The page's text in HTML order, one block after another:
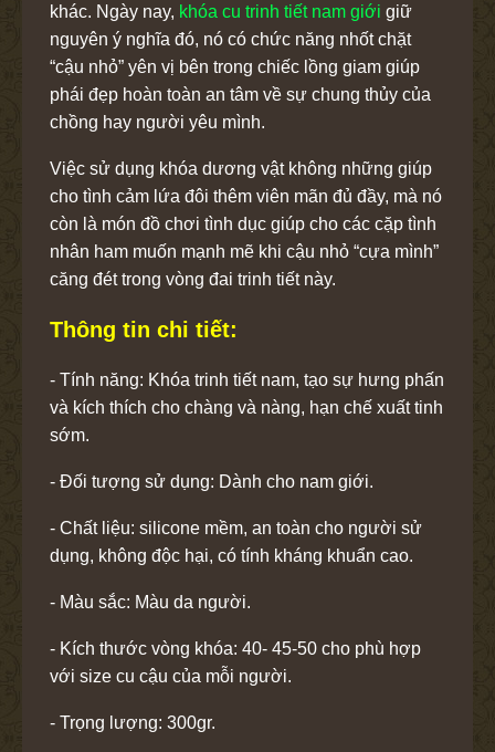
khác. Ngày nay, khóa cu trinh tiết nam giới giữ
nguyên ý nghĩa đó, nó có chức năng nhốt chặt
“cậu nhỏ” yên vị bên trong chiếc lồng giam giúp
phái đẹp hoàn toàn an tâm về sự chung thủy của
chồng hay người yêu mình.
Việc sử dụng khóa dương vật không những giúp
cho tình cảm lứa đôi thêm viên mãn đủ đầy, mà nó
còn là món đồ chơi tình dục giúp cho các cặp tình
nhân ham muốn mạnh mẽ khi cậu nhỏ “cựa mình”
căng đét trong vòng đai trinh tiết này.
Thông tin chi tiết:
- Tính năng: Khóa trinh tiết nam, tạo sự hưng phấn
và kích thích cho chàng và nàng, hạn chế xuất tinh
sớm.
- Đối tượng sử dụng: Dành cho nam giới.
- Chất liệu: silicone mềm, an toàn cho người sử
dụng, không độc hại, có tính kháng khuẩn cao.
- Màu sắc: Màu da người.
- Kích thước vòng khóa: 40- 45-50 cho phù hợp
với size cu cậu của mỗi người.
- Trọng lượng: 300gr.